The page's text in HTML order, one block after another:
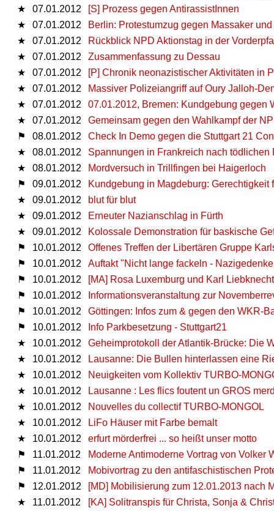
★
07.01.2012
[S] Prozess gegen AntirassistInnen
★
07.01.2012
Berlin: Protestumzug gegen Massaker
★
07.01.2012
Rückblick NPD Aktionstag in der
★
07.01.2012
Zusammenfassung zu Dessau
★
07.01.2012
[P] Chronik neonazistischer Aktivitäten in
★
07.01.2012
Massiver Polizeiangriff auf Oury Jalloh-
★
07.01.2012
07.01.2012, Bremen: Kundgebung gegen
★
07.01.2012
Gemeinsam gegen den Wahlkampf der
⚑
08.01.2012
Check In Demo gegen die Stuttgart 21
★
08.01.2012
Spannungen in Frankreich nach tödlichen
★
08.01.2012
Mordversuch in Trillfingen bei Haigerloch
⚑
09.01.2012
Kundgebung in Magdeburg: Gerechtigkeit
★
09.01.2012
blut für blut
★
09.01.2012
Erneuter Nazianschlag in Fürth
★
09.01.2012
Kolossale Demonstration für baskische
⚑
10.01.2012
Offenes Treffen der Libertären Gruppe
⚑
10.01.2012
Auftakt "Nicht lange fackeln -
⚑
10.01.2012
[MA] Rosa Luxemburg und Karl
⚑
10.01.2012
Informationsveranstaltung zur
⚑
10.01.2012
Göttingen: Infos zum & gegen den WKR-
⚑
10.01.2012
Info Parkbesetzung - Stuttgart21
★
10.01.2012
Geheimprotokoll der Atlantik-Brücke: Die
★
10.01.2012
Lausanne: Die Bullen hinterlassen eine
★
10.01.2012
Neuigkeiten vom Kollektiv TURBO-
★
10.01.2012
Lausanne : Les flics foutent un GROS
★
10.01.2012
Nouvelles du collectif TURBO-MONGOL
★
10.01.2012
LiFo Häuser mit Farbe bemalt
★
10.01.2012
erfurt mörderfrei ... so heißt unser motto
⚑
11.01.2012
Moderne Antimoderne Vortrag von Volker
⚑
11.01.2012
Mobivortrag zu den antifaschistischen
⚑
12.01.2012
[MD] Mobilisierung zum 12.01.2013 nach
★
11.01.2012 [KA] Solitranspis für Christa, Sonja &